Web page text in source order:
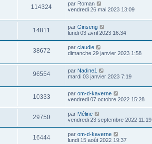
114324 par Roman
vendredi 26 mai 2023 13:09
14811 par Ginseng
lundi 03 avril 2023 16:34
38672 par claudie
dimanche 29 janvier 2023 1:58
96554 par Nadine1
mardi 03 janvier 2023 7:19
10333 par om-d-kaverne
vendredi 07 octobre 2022 15:28
29750 par Méline
vendredi 23 septembre 2022 11:19
16444 par om-d-kaverne
lundi 15 août 2022 19:37